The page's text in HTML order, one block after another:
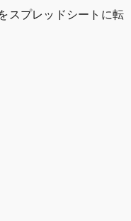
スプレッドシートに転